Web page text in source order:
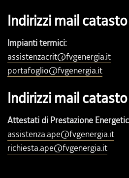
Indirizzi mail
Impianti termici:
assistenzacrit@fvgenergia.it
portafoglio@fvgenergia.it
Indirizzi mail
Attestati di Prestazione
assistenza.ape@fvgenergia.it
richiesta.ape@fvgenergia.it